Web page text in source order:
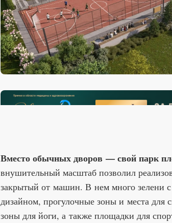
Вместо обычных дворов — свой парк
внушительный масштаб позволил
закрытый от машин. В нем много зелени
дизайном, прогулочные зоны и места для
зоны для йоги, а также площадки для